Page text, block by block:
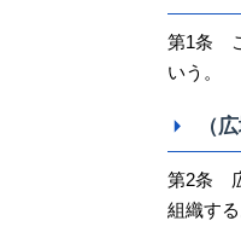
第1条
いう。
（
第2条
組織する